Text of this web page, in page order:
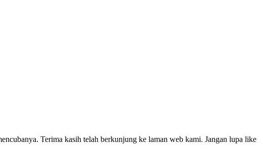
Terima kasih telah berkunjung ke laman web kami. Jangan lupa like